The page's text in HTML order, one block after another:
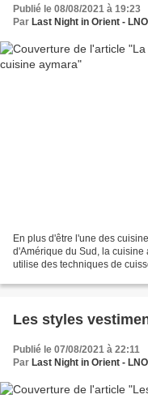
Publié le 08/08/2021 à 19:23
Par Last Night in Orient -
En plus d'être l'une des
d'Amérique du Sud, la cuisine
utilise des techniques de
Les styles
Publié le 07/08/2021 à 22:11
Par Last Night in Orient -